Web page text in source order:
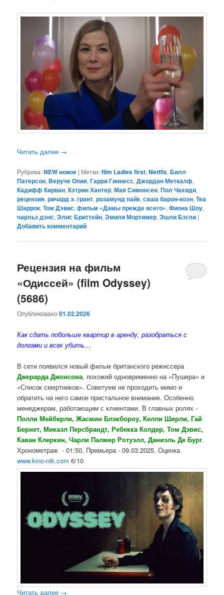
Читать далее →
Рубрика:NEW новое | Метки:film Ladies first,Netflix,Билл
Патерсон,Веруче Опия,Гарри Гиннесс,Джордан Меткалф,
Кадифф Кирван,Кэтрин Хантер,Мая Симонсен,Пол Чахиди,
рецензия,ричард э. грант,розамунд пайк,саша барон-коэн,Теа
Шаррок,Том Дэвис,фильм «Дамы прежде всего»,Фиона Шоу,
чарльз дэнс,Элис Бриттейн,Эмили Мортимер,Эшли Бэгли |
Добавить комментарий
Рецензия на фильм
«Одиссей» (film Odyssey)
(5686)
Опубликовано01.02.2026
Как сдать побольше квартир в аренду, разобраться с
долгами и всех убить…
В сети появился новый фильм британского режиссера
Джерарда Джонсона, похожий одновременно на «Пушера» и
«Список смертников». Советуем не проходить мимо и
обратить на него самое пристальное внимание. Особенно
менеджерам, работающим с клиентами. В главных ролях -
Полли Мейберли, Жасмин Блэкбороу,Келли Ширли, Гай
Бернет, Микаэл Персбрандт, Ребекка Колдер, Том Дэвис,
Каван Клеркин, Чарли Палмер Ротуэлл, Даниэль Де Бург.
Хронометраж - 01:50. Премьера - 09.03.2025. Оценка
www.kino-nik.com 6/10
Читать далее →